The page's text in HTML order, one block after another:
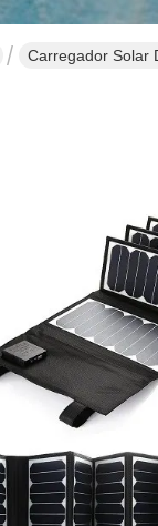
Carregador Solar